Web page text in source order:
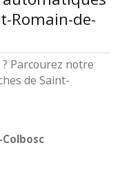
Romain-de-
Parcourez notre
de Saint-
Colbosc